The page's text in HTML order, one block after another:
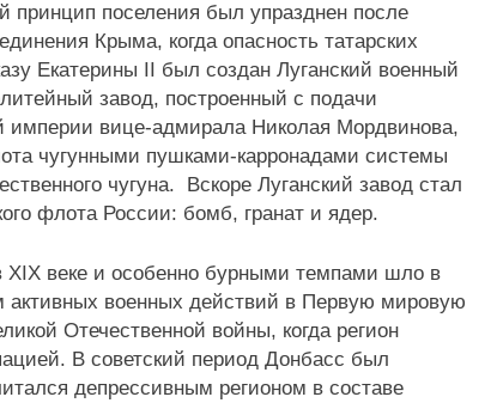
принцип поселения был упразднен после
Крыма, когда опасность татарских
Екатерины II был создан Луганский военный
завод, построенный с подачи
вице-адмирала Николая Мордвинова,
чугунными пушками-карронадами системы
чугуна. Вскоре Луганский завод стал
флота России: бомб, гранат и ядер.
веке и особенно бурными темпами шло в
военных действий в Первую мировую
Отечественной войны, когда регион
В советский период Донбасс был
депрессивным регионом в составе